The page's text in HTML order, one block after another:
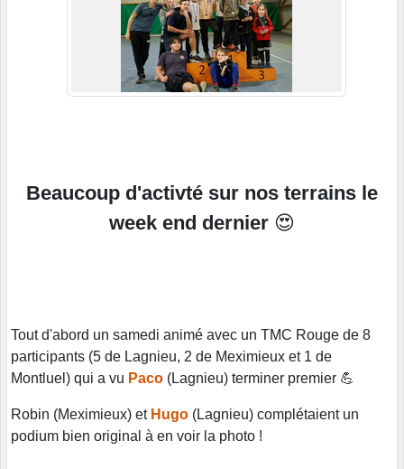
Beaucoup d'activté sur nos terrains le
week end dernier 😍
Tout d'abord un samedi animé avec un TMC Rouge de 8
participants (5 de Lagnieu, 2 de Meximieux et 1 de
Montluel) qui a vu Paco (Lagnieu) terminer premier 💪
Robin (Meximieux) et Hugo (Lagnieu) complétaient un
podium bien original à en voir la photo !